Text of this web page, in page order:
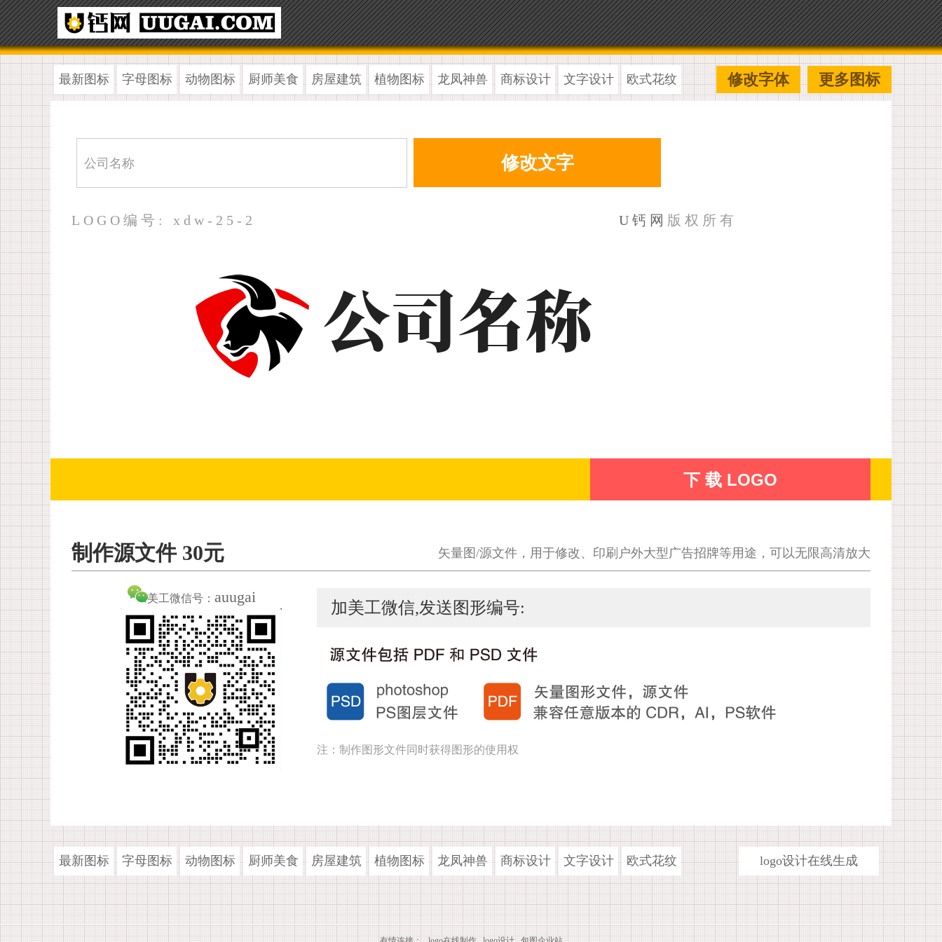
最新图标 字母图标 动物图标 厨师美食 房屋建筑 植物图标 龙凤神兽 商标设计 文字设计 欧式花纹 更多图标
修改字体
LOGO编号: xdw-25-2 U钙网 版权所有
下 载 LOGO
制作源文件 30元 矢量图/源文件，用于修改、印刷户外大型广告招牌等用途，可以无限高清放大
美工微信号： auugai
加美工微信,发送图形编号:
注：制作图形文件同时获得图形的使用权
最新图标 字母图标 动物图标 厨师美食 房屋建筑 植物图标 龙凤神兽 商标设计 文字设计 欧式花纹 logo设计在线生成